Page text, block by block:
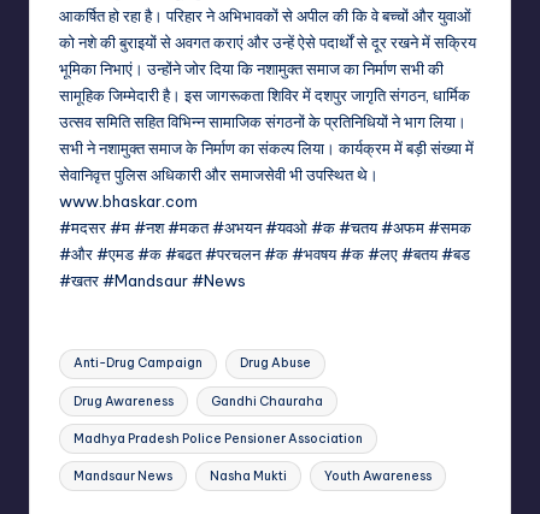
आकर्षित हो रहा है। परिहार ने अभिभावकों से अपील की कि वे बच्चों और युवाओं
को नशे की बुराइयों से अवगत कराएं और उन्हें ऐसे पदार्थों से दूर रखने में सक्रिय
भूमिका निभाएं। उन्होंने जोर दिया कि नशामुक्त समाज का निर्माण सभी की
सामूहिक जिम्मेदारी है। इस जागरूकता शिविर में दशपुर जागृति संगठन, धार्मिक
उत्सव समिति सहित विभिन्न सामाजिक संगठनों के प्रतिनिधियों ने भाग लिया।
सभी ने नशामुक्त समाज के निर्माण का संकल्प लिया। कार्यक्रम में बड़ी संख्या में
सेवानिवृत्त पुलिस अधिकारी और समाजसेवी भी उपस्थित थे।
www.bhaskar.com
#मदसर #म #नश #मकत #अभयन #यवओ #क #चतय #अफम #समक
#और #एमड #क #बढत #परचलन #क #भवषय #क #लए #बतय #बड
#खतर #Mandsaur #News
Tags:
Anti-Drug Campaign Drug Abuse
Drug Awareness Gandhi Chauraha
Madhya Pradesh Police Pensioner Association
Mandsaur News Nasha Mukti Youth Awareness